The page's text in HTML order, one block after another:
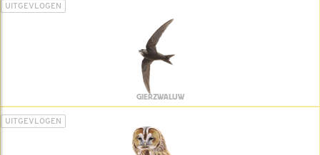
UITGEVLOGEN
GIERZWALUW
UITGEVLOGEN